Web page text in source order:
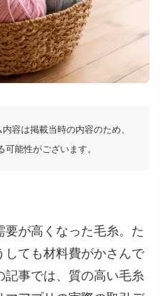
容は掲載当時の内容のため、
能性がございます。
が高くなった毛糸。た
しても材料費がかさんで
記事では、質の高い毛糸